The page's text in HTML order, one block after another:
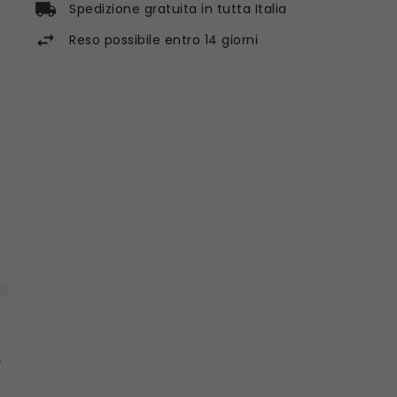
Spedizione gratuita in tutta Italia
Reso possibile entro 14 giorni